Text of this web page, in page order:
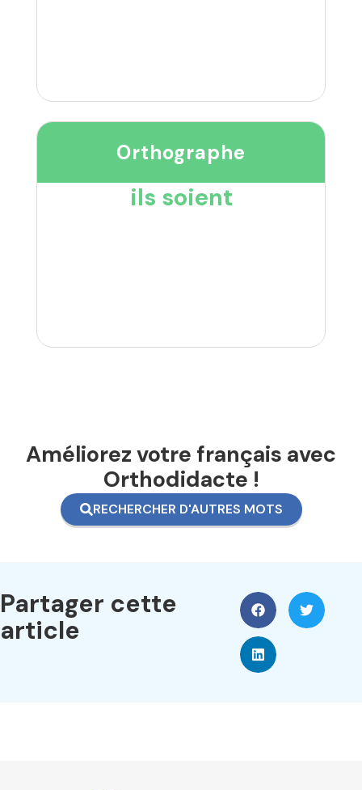
Orthographe
ils soient
Améliorez votre français avec
Orthodidacte !
RECHERCHER D'AUTRES MOTS
Partager cette
article